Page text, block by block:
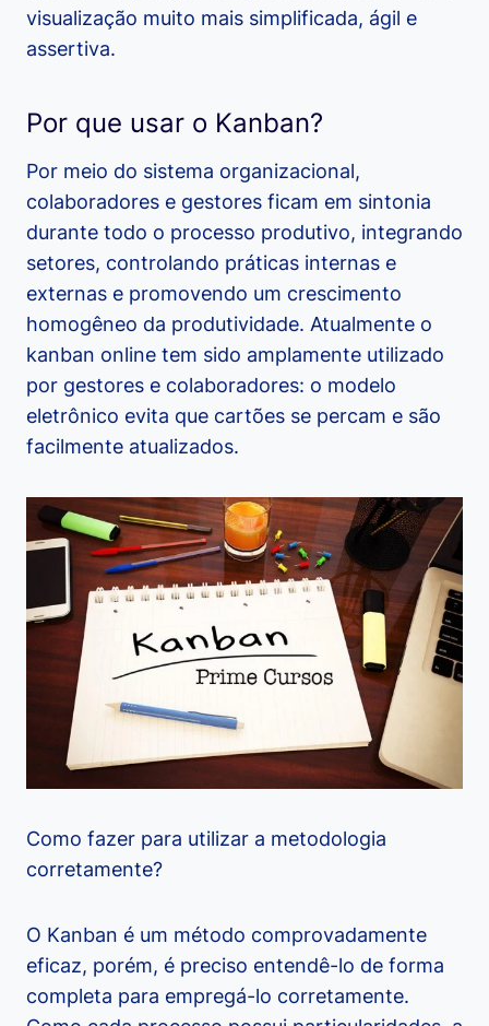
visualização muito mais simplificada, ágil e
assertiva.
Por que usar o Kanban?
Por meio do sistema organizacional,
colaboradores e gestores ficam em sintonia
durante todo o processo produtivo, integrando
setores, controlando práticas internas e
externas e promovendo um crescimento
homogêneo da produtividade. Atualmente o
kanban online tem sido amplamente utilizado
por gestores e colaboradores: o modelo
eletrônico evita que cartões se percam e são
facilmente atualizados.
Como fazer para utilizar a metodologia
corretamente?
O Kanban é um método comprovadamente
eficaz, porém, é preciso entendê-lo de forma
completa para empregá-lo corretamente.